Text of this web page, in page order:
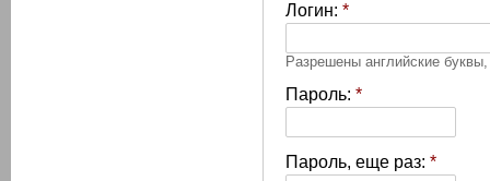
Логин: *
Разрешены английские
Пароль: *
Пароль, еще раз: *